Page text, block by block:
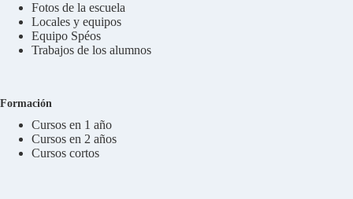
Fotos de la escuela
Locales y equipos
Equipo Spéos
Trabajos de los alumnos
Formación
Cursos en 1 año
Cursos en 2 años
Cursos cortos